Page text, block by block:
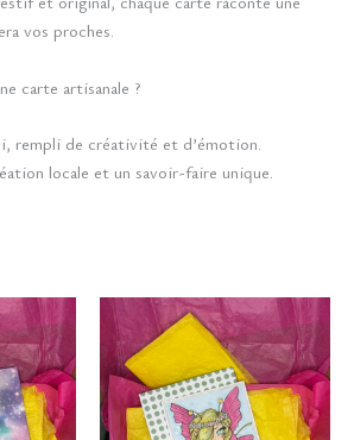
vos proches.
carte artisanale ?
rempli de créativité et d’émotion.
locale et un savoir-faire unique.